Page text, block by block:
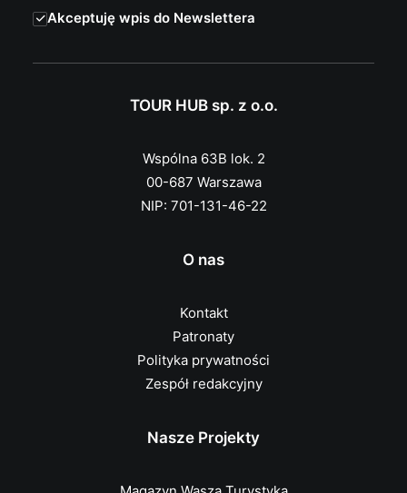
Akceptuję wpis do Newslettera
TOUR HUB sp. z o.o.
Wspólna 63B lok. 2
00-687 Warszawa
NIP: 701-131-46-22
O nas
Kontakt
Patronaty
Polityka prywatności
Zespół redakcyjny
Nasze Projekty